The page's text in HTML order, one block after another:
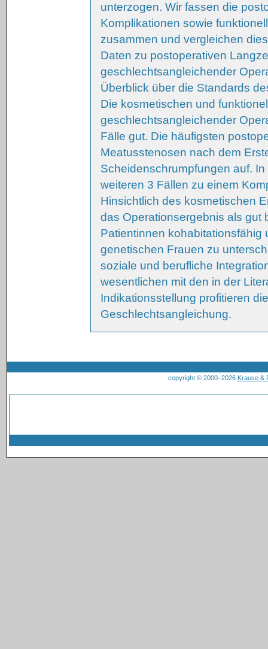
unterzogen. Wir fassen die
Komplikationen sowie
zusammen und vergleichen
Daten zu postoperativen
geschlechtsangleichender
Überblick über die Standards
Die kosmetischen und
geschlechtsangleichender
Fälle gut. Die häufigsten
Meatusstenosen nach dem
Scheidenschrumpfungen auf.
weiteren 3 Fällen zu einem
Hinsichtlich des kosmetischen
das Operationsergebnis als gut
Patientinnen
genetischen Frauen zu
soziale und berufliche
wesentlichen mit den in der
Indikationsstellung profitieren
Geschlechtsangleichung.
copyright © 2000–2026 Krause &